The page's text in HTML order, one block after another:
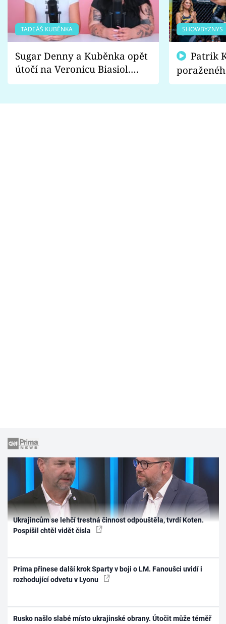
TADEÁŠ KUBĚNKA
Sugar Denny a Kuběnka opět
útočí na Veronicu Biasiol.
Proč je podle nich falešná a
SHOWBYZNYS
fanoušci
Ukrajincům se lehčí trestná činnost odpouštěla, tvrdí Koten.
Pospíšil chtěl vidět čísla
Prima přinese další krok Sparty v boji o LM. Fanoušci uvidí i
rozhodující odvetu v Lyonu
Rusko našlo slabé místo ukrajinské obrany. Útočit může téměř